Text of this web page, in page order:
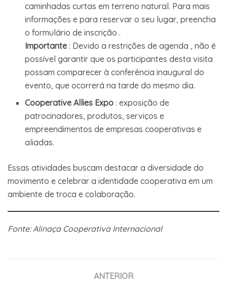
caminhadas curtas em terreno natural. Para mais
informações e para reservar o seu lugar, preencha
o formulário de inscrição .
Importante : Devido a restrições de agenda , não é
possível garantir que os participantes desta visita
possam comparecer à conferência inaugural do
evento, que ocorrerá na tarde do mesmo dia.
Cooperative Allies Expo : exposição de
patrocinadores, produtos, serviços e
empreendimentos de empresas cooperativas e
aliadas.
Essas atividades buscam destacar a diversidade do
movimento e celebrar a identidade cooperativa em um
ambiente de troca e colaboração.
Fonte: Alinaça Cooperativa Internacional
ANTERIOR